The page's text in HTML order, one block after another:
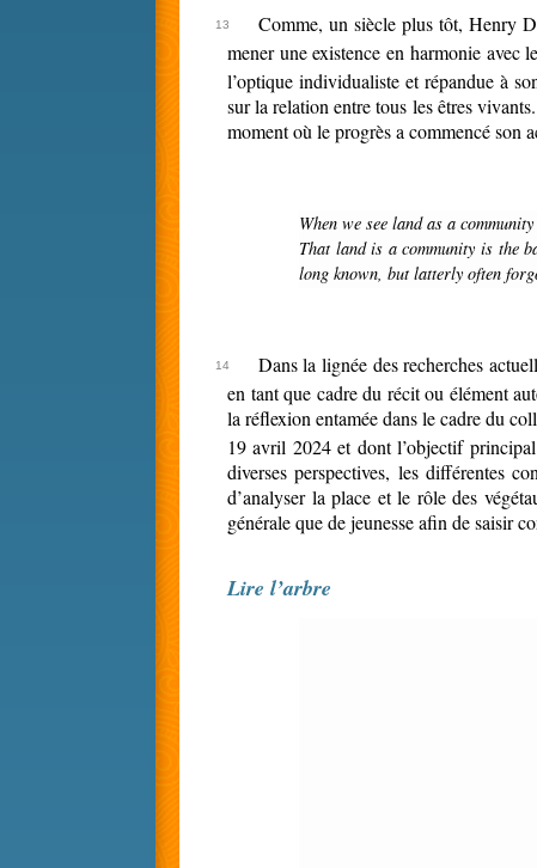
Comme, un siècle plus tôt, Henry
mener une existence en harmonie avec
l’optique individualiste et répandue à
sur la relation entre tous les êtres
moment où le progrès a commencé son
When we see land as a
That land is a community is the basic concept of ecology, but that land is to be loved and respected is an extension of ethics. That land yields a cultural harvest is a fact
long known, but latterly often
Dans la lignée des recherches
en tant que cadre du récit ou élément
la réflexion entamée dans le cadre du
19 avril 2024 et dont l’objectif
diverses perspectives, les différentes
d’analyser la place et le rôle des
générale que de jeunesse afin de saisir
Lire l’arbre